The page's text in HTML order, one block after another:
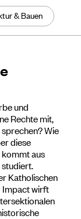
& Bauen
und
Rechte mit,
Wie
diese
kommt aus
Katholischen
Impact wirft